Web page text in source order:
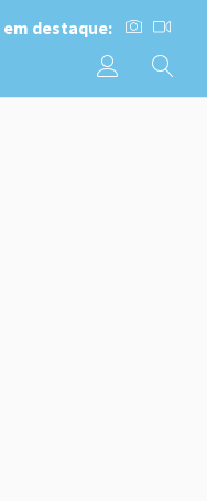
em destaque: